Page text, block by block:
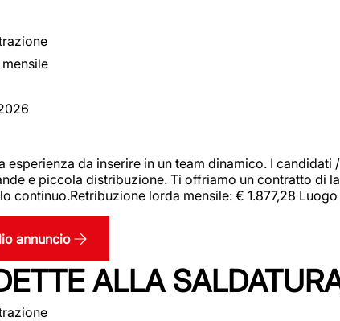
mensile
esperienza da inserire in un team dinamico. I
e piccola distribuzione. Ti offriamo un contratto
continuo.Retribuzione lorda mensile: € 1.877,28
annuncio
ALLA